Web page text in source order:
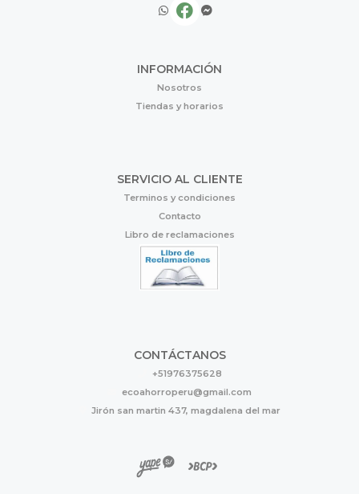
INFORMACIÓN
Nosotros
Tiendas y horarios
SERVICIO AL CLIENTE
Terminos y condiciones
Contacto
Libro de reclamaciones
CONTÁCTANOS
+51976375628
ecoahorroperu@gmail.com
Jirón san martin 437, magdalena del mar